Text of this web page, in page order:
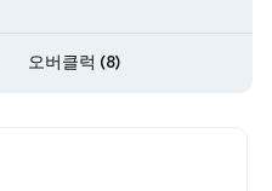
오버클럭 (8)